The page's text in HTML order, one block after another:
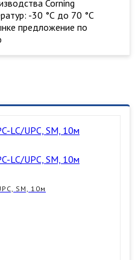
Corning
-30 °С до 70 °С
предложение по
SM, 10м